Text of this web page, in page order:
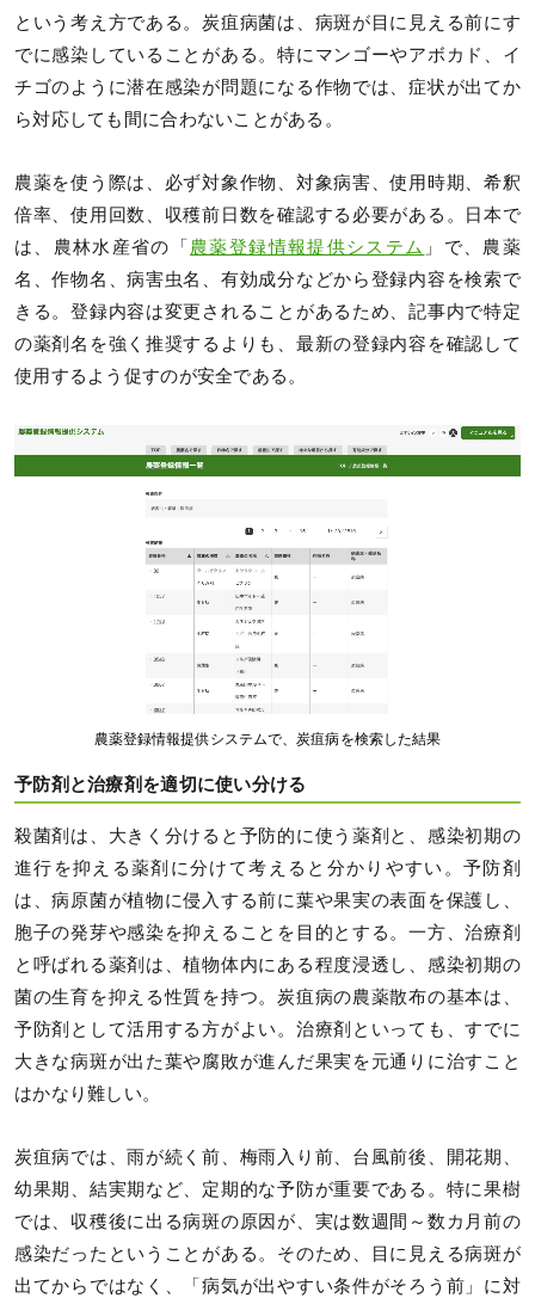
という考え方である。炭疽病菌は、病斑が目に見える前にす
でに感染していることがある。特にマンゴーやアボカド、イ
チゴのように潜在感染が問題になる作物では、症状が出てか
ら対応しても間に合わないことがある。
農薬を使う際は、必ず対象作物、対象病害、使用時期、希釈
倍率、使用回数、収穫前日数を確認する必要がある。日本で
は、農林水産省の「 農薬登録情報提供システム 」で、農薬
名、作物名、病害虫名、有効成分などから登録内容を検索で
きる。登録内容は変更されることがあるため、記事内で特定
の薬剤名を強く推奨するよりも、最新の登録内容を確認して
使用するよう促すのが安全である。
農薬登録情報提供システムで、炭疽病を検索した結果
予防剤と治療剤を適切に使い分ける
殺菌剤は、大きく分けると予防的に使う薬剤と、感染初期の
進行を抑える薬剤に分けて考えると分かりやすい。予防剤
は、病原菌が植物に侵入する前に葉や果実の表面を保護し、
胞子の発芽や感染を抑えることを目的とする。一方、治療剤
と呼ばれる薬剤は、植物体内にある程度浸透し、感染初期の
菌の生育を抑える性質を持つ。炭疽病の農薬散布の基本は、
予防剤として活用する方がよい。治療剤といっても、すでに
大きな病斑が出た葉や腐敗が進んだ果実を元通りに治すこと
はかなり難しい。
炭疽病では、雨が続く前、梅雨入り前、台風前後、開花期、
幼果期、結実期など、定期的な予防が重要である。特に果樹
では、収穫後に出る病斑の原因が、実は数週間～数カ月前の
感染だったということがある。そのため、目に見える病斑が
出てからではなく、「病気が出やすい条件がそろう前」に対